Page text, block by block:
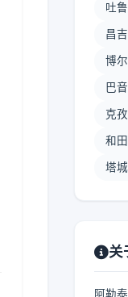
吐
昌
博
巴
克
和
塔
关
阿勒